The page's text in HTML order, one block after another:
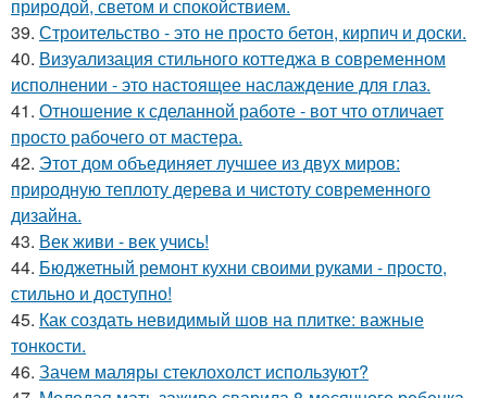
природой, светом и спокойствием.
39. Строительство - это не просто бетон, кирпич и доски.
40. Визуализация стильного коттеджа в современном
исполнении - это настоящее наслаждение для глаз.
41. Отношение к сделанной работе - вот что отличает
просто рабочего от мастера.
42. Этот дом объединяет лучшее из двух миров:
природную теплоту дерева и чистоту современного
дизайна.
43. Век живи - век учись!
44. Бюджетный ремонт кухни своими руками - просто,
стильно и доступно!
45. Как создать невидимый шов на плитке: важные
тонкости.
46. Зачем маляры стеклохолст используют?